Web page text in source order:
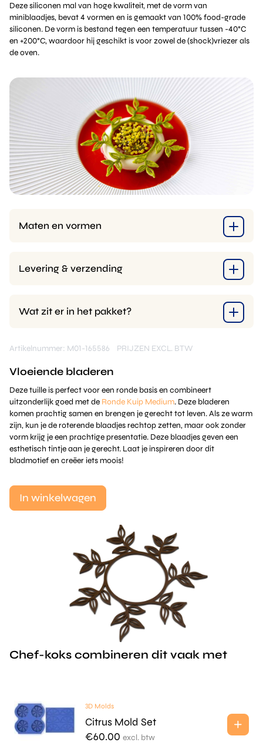
Deze siliconen mal van hoge kwaliteit, met de vorm van
miniblaadjes, bevat 4 vormen en is gemaakt van 100% food-grade
siliconen. De vorm is bestand tegen een temperatuur tussen -40°C
en +200°C, waardoor hij geschikt is voor zowel de (shock)vriezer als
de oven.
Maten en vormen
Levering & verzending
Wat zit er in het pakket?
Artikelnummer: M01-165586 PRIJZEN EXCL. BTW
Vloeiende bladeren
Deze tuille is perfect voor een ronde basis en combineert
uitzonderlijk goed met de Ronde Kuip Medium. Deze bladeren
komen prachtig samen en brengen je gerecht tot leven. Als ze warm
zijn, kun je de roterende blaadjes rechtop zetten, maar ook zonder
vorm krijg je een prachtige presentatie. Deze blaadjes geven een
esthetisch tintje aan je gerecht. Laat je inspireren door dit
bladmotief en creëer iets moois!
In winkelwagen
Chef-koks combineren dit vaak met
3D Molds
Citrus Mold Set
€60.00 excl. btw